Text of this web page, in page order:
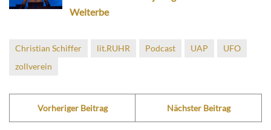
Welterbe
Christian Schiffer lit.RUHR Podcast UAP
UFO
zollverein
Vorheriger Beitrag Nächster Beitrag